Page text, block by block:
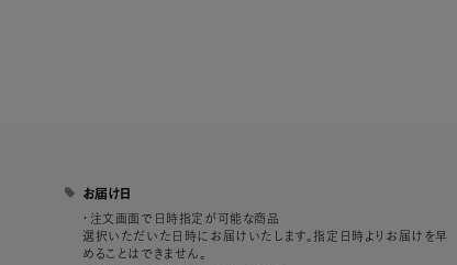
お届け日
・注文画面で日時指定が可能な商品
選択いただいた日時にお届けいたします。指定日時よりお届けを早
めることはできません。